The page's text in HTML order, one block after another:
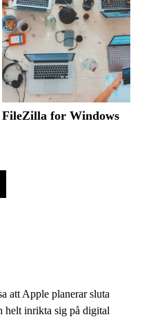
att Apple planerar sluta
helt inrikta sig på digital
FileZilla for Windows